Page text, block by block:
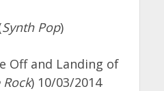
Synth Pop)
Off and Landing of
) 10/03/2014